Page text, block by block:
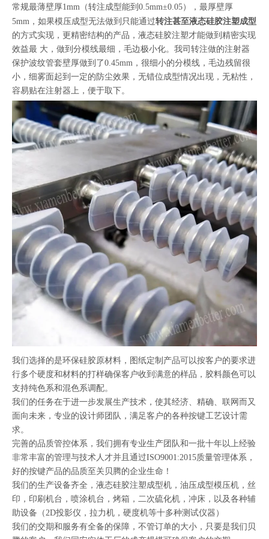
常规最薄壁厚1mm（转注成型能到0.5mm±0.05），最厚壁厚
5mm，如果模压成型无法做到只能通过转注甚至液态硅胶注塑成型
的方式实现，更精密结构的产品，液态硅胶注塑才能做到精密实现
效益最 大，做到分模线最细，毛边极小化。我司转注做的注射器
保护波纹管套壁厚做到了0.45mm，很细小的分模线，毛边残留很
小，细雾面起到一定的防尘效果，无错位成型情况出现，无粘性，
容易贴在注射器上，便于取下。
我们选择的是环保硅胶原材料，图纸定制产品可以按客户的要求进
行多个硬度和材料的打样确保客户收到满意的样品，胶料颜色可以
支持纯色系和混色系调配。
我们的任务在于进一步发展生产技术，使其经济、精确、联网而又
面向未来，专业的设计师团队，满足客户的各种按键工艺设计需
求。
完善的品质管控体系，我们拥有专业生产团队和一批十年以上经验
非常丰富的管理与技术人才并且通过ISO9001:2015质量管理体系，
好的按键产品的品质至关贝腾的企业生命！
我们的生产设备齐全，液态硅胶注塑成型机，油压成型模压机，丝
印，印刷机台，喷涂机台，烤箱，二次硫化机，冲床，以及各种辅
助设备（2D投影仪，拉力机，硬度机等十多种测试仪器）
我们的交期和服务有全备的保障，不管订单的大小，只要是我们贝